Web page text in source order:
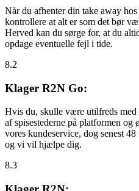
Når du afhenter din take away
kontrollere at alt er som det bør
Herved kan du sørge for, at du
opdage eventuelle fejl i tide.
8.2
Klager R2N Go:
Hvis du, skulle være utilfreds med
af spisestederne på platformen og
vores kundeservice, dog senest
og vi vil hjælpe dig.
8.3